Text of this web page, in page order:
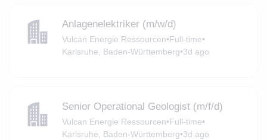
Anlagenelektriker (m/w/d)
Vulcan Energie Ressourcen•Full-time•
Karlsruhe, Baden-Württemberg•3d ago
Senior Operational Geologist (m/f/d)
Vulcan Energie Ressourcen•Full-time•
Karlsruhe, Baden-Württemberg•3d ago